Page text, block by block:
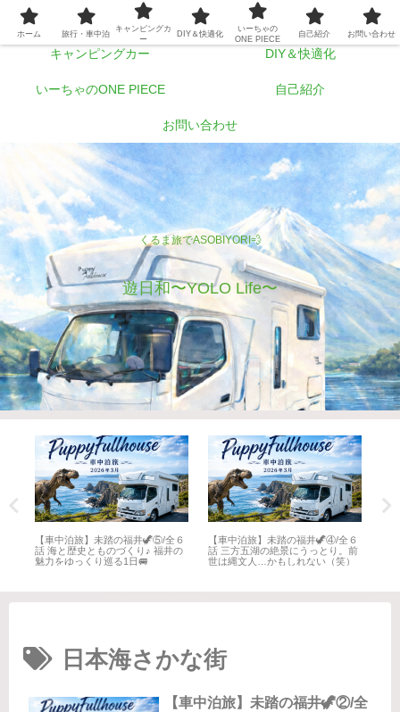
くるま旅でASOBIYORI💨
遊日和〜YOLO Life〜
ホーム 旅行・車中泊
キャンピングカー DIY＆快適化
いーちゃのONE PIECE 自己紹介
お問い合わせ
【車中泊旅】未踏の福井🦖⑤/全６
話 海と歴史とものづくり♪ 福井の
魅力をゆっくり巡る1日🚐
【車中泊旅】未踏の福井🦖④/全６
話 三方五湖の絶景にうっとり。前
世は縄文人…かもしれない（笑）
日本海さかな街
【車中泊旅】未踏の福井🦖②/全
ホーム 旅行・車中泊
キャンピングカ
ー
DIY＆快適化
いーちゃの
ONE PIECE
自己紹介 お問い合わせ